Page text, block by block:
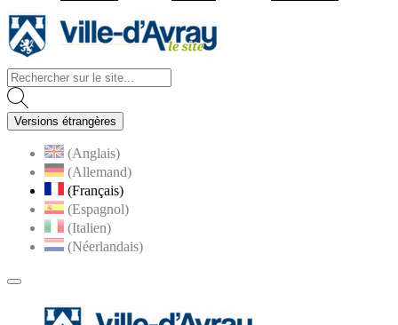
Versions étrangères
(Anglais)
(Allemand)
(Français)
(Espagnol)
(Italien)
(Néerlandais)
MENU